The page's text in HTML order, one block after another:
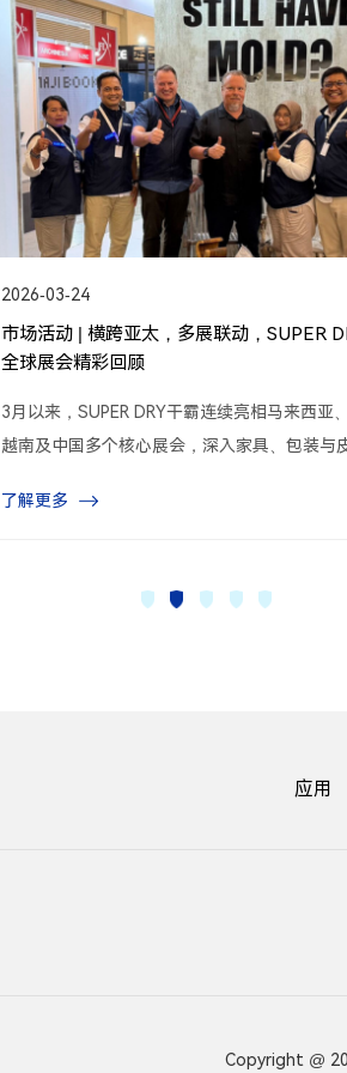
2026-02-04
2026 SUPER DRY 干霸干燥剂年度销售会
官！
2026年1月29日，2026 SUPER DRY年度销售会
度尼西亚巴厘岛顺利闭幕。
了解更多
应用
Copyright @